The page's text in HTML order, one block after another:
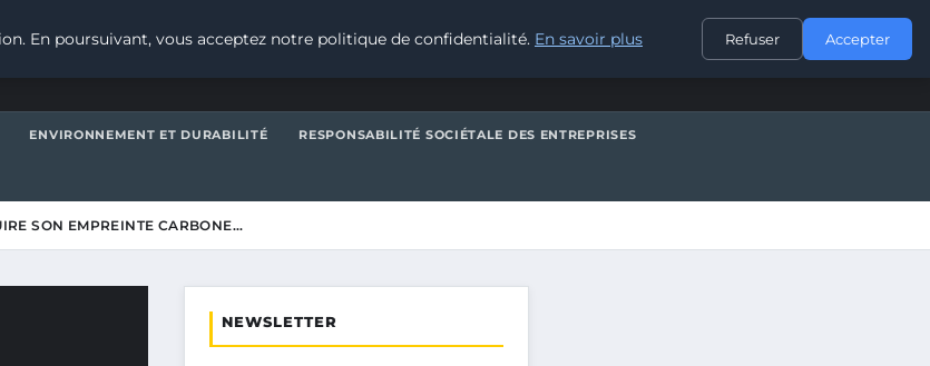
CONTACT
ENVIRONNEMENT ET DURABILITÉ RESPONSABILITÉ SOCIÉTALE DES ENTREPRISES
SON EMPREINTE CARBONE…
NEWSLETTER
En poursuivant, vous acceptez notre politique de confidentialité. En savoir plus Refuser Accepter